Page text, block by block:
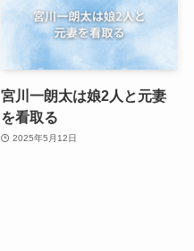
宮川一朗太は娘2人と元妻
を看取る
2025年5月12日